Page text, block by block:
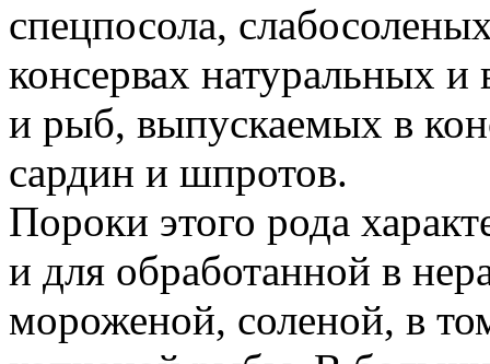
спецпосола,
консервах натуральных и
и рыб, выпускаемых в
сардин и шпротов.
Пороки этого рода
и для обработанной в
мороженой, соленой, в